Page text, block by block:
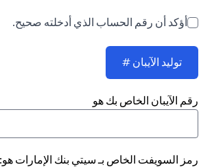
أؤكد أن رقم الحساب الذي أدخلته صحيح.
توليد الآيبان #
رقم الآيبان الخاص بك هو
رمز السويفت الخاص بـ سيتي بنك الإمارات هو: CITIAEAD